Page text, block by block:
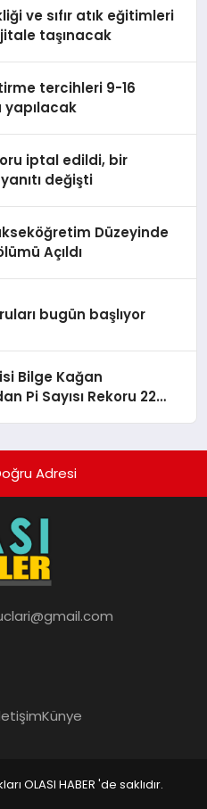
ve sıfır atık eğitimleri
taşınacak
tercihleri 9-16
yapılacak
iptal edildi, bir
değişti
Düzeyinde
Açıldı
bugün başlıyor
Bilge Kağan
Pi Sayısı Rekoru 22
Adresi
Künye
OLASI HABER 'de saklıdır.